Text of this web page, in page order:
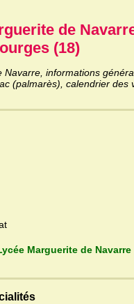
de
(18)
informations
(palmarès), calendrier des
au site Internet du Lycée Marguerite de Navarre